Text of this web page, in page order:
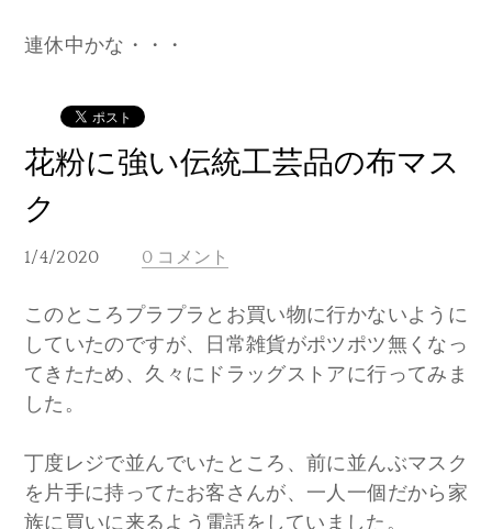
連休中かな・・・
花粉に強い伝統工芸品の布マス
ク
1/4/2020 0 コメント
このところプラプラとお買い物に行かないように
していたのですが、日常雑貨がポツポツ無くなっ
てきたため、久々にドラッグストアに行ってみま
した。
丁度レジで並んでいたところ、前に並んぶマスク
を片手に持ってたお客さんが、一人一個だから家
族に買いに来るよう電話をしていました。